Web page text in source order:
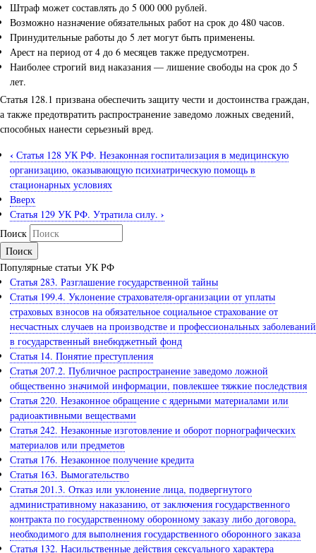
Штраф может составлять до 5 000 000 рублей.
Возможно назначение обязательных работ на срок до 480 часов.
Принудительные работы до 5 лет могут быть применены.
Арест на период от 4 до 6 месяцев также предусмотрен.
Наиболее строгий вид наказания — лишение свободы на срок до 5
лет.
Статья 128.1 призвана обеспечить защиту чести и достоинства граждан,
а также предотвратить распространение заведомо ложных сведений,
способных нанести серьезный вред.
‹ Статья 128 УК РФ. Незаконная госпитализация в медицинскую
организацию, оказывающую психиатрическую помощь в
стационарных условиях
Вверх
Статья 129 УК РФ. Утратила силу. ›
Поиск
Популярные статьи УК РФ
Статья 283. Разглашение государственной тайны
Статья 199.4. Уклонение страхователя-организации от уплаты
страховых взносов на обязательное социальное страхование от
несчастных случаев на производстве и профессиональных заболеваний
в государственный внебюджетный фонд
Статья 14. Понятие преступления
Статья 207.2. Публичное распространение заведомо ложной
общественно значимой информации, повлекшее тяжкие последствия
Статья 220. Незаконное обращение с ядерными материалами или
радиоактивными веществами
Статья 242. Незаконные изготовление и оборот порнографических
материалов или предметов
Статья 176. Незаконное получение кредита
Статья 163. Вымогательство
Статья 201.3. Отказ или уклонение лица, подвергнутого
административному наказанию, от заключения государственного
контракта по государственному оборонному заказу либо договора,
необходимого для выполнения государственного оборонного заказа
Статья 132. Насильственные действия сексуального характера